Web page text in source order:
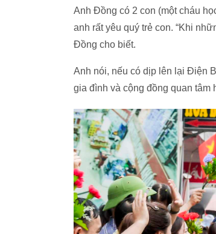
Anh Đồng có 2 con (một cháu
anh rất yêu quý trẻ con. “Khi
Đồng cho biết.
Anh nói, nếu có dịp lên lại Điện
gia đình và cộng đồng quan tâm